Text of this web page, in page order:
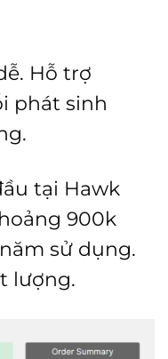
Hỗ trợ
phát sinh
tại Hawk
900k
sử dụng.
lượng.